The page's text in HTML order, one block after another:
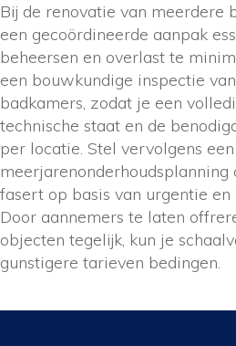
Bij de renovatie van meerdere
een gecoördineerde aanpak
beheersen en overlast te
een bouwkundige inspectie
badkamers, zodat je een
technische staat en de
per locatie. Stel vervolgens een
meerjarenonderhoudsplanning
fasert op basis van urgentie
Door aannemers te laten
objecten tegelijk, kun je
gunstigere tarieven bedingen.